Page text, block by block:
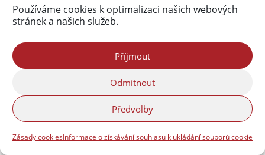
Používáme cookies k optimalizaci našich webových
stránek a našich služeb.
Příjmout
Odmítnout
Předvolby
Zásady cookiesInformace o získávání souhlasu k ukládání souborů cookie
Vladimír Franko :Společnost ETK Check, s.r.o.
přijme nové pracovníky pro pracoviště Liberec
Vladimír Franko:Společnost ETK Check, s.r.o.
přijme nové pracovníky pro pracoviště Liberec
Sběrný dvůr je otevřen jinak